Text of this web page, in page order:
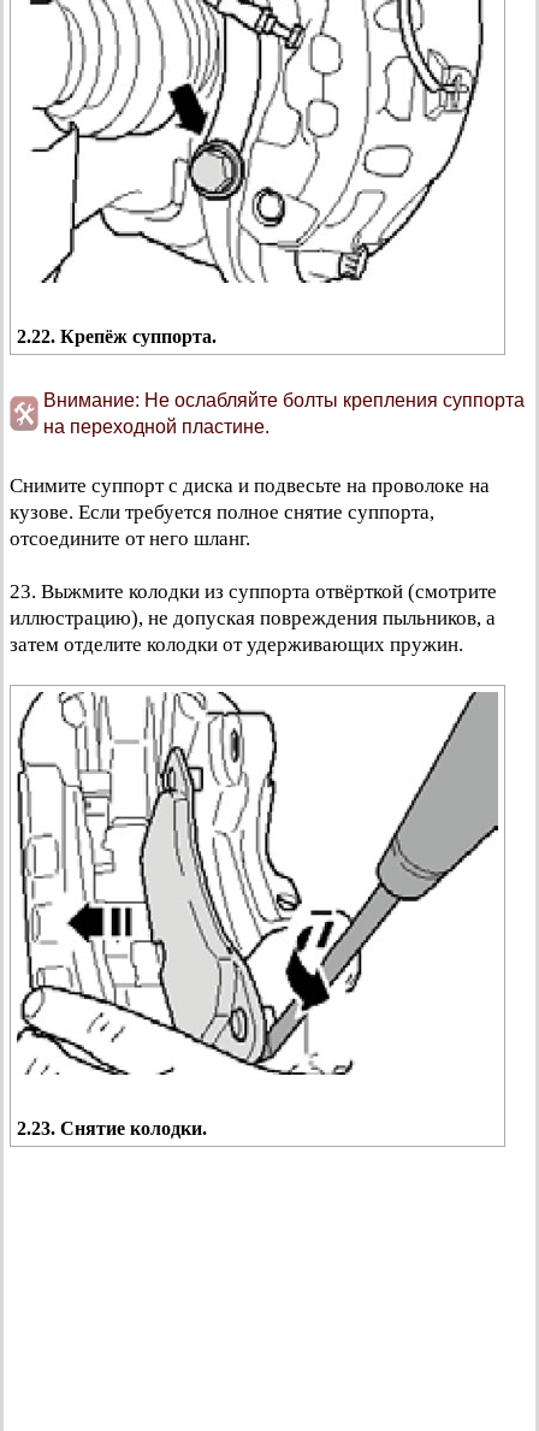
2.22. Крепёж суппорта.
Внимание: Не ослабляйте болты крепления суппорта
на переходной пластине.
Снимите суппорт с диска и подвесьте на проволоке на
кузове. Если требуется полное снятие суппорта,
отсоедините от него шланг.
23. Выжмите колодки из суппорта отвёрткой (смотрите
иллюстрацию), не допуская повреждения пыльников, а
затем отделите колодки от удерживающих пружин.
2.23. Снятие колодки.